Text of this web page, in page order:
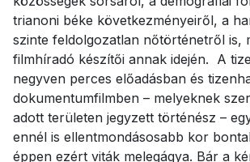
trianoni béke következményeiről, a
szinte feldolgozatlan nőtörténetről is,
filmhíradó készítői annak idején. A
negyven perces előadásban és
dokumentumfilmben – melyeknek
adott területen jegyzett történész –
ennél is ellentmondásosabb kor
éppen ezért viták melegágya. Bár a